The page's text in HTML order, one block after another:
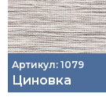
Артикул: 1079
Циновка